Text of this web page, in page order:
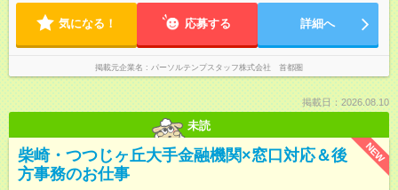
気になる！ 応募する 詳細へ
掲載元企業名 パーソルテンプスタッフ株式会社 首都圏
掲載日：2026.08.10
未読
NEW
柴崎・つつじヶ丘大手金融機関×窓口対応＆後
方事務のお仕事